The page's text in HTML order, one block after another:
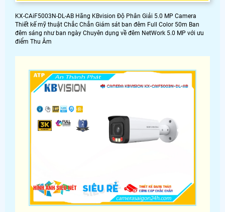
KX-CAiF5003N-DL-AB Hãng KBvision Độ Phân Giải 5.0 MP Camera
Thiết kế mỹ thuật Chắc Chắn Giám sát ban đêm Full Color 50m Ban
đêm sáng như ban ngày Chuyên dụng về đêm NetWork 5.0 MP với ưu
điểm Thu Âm